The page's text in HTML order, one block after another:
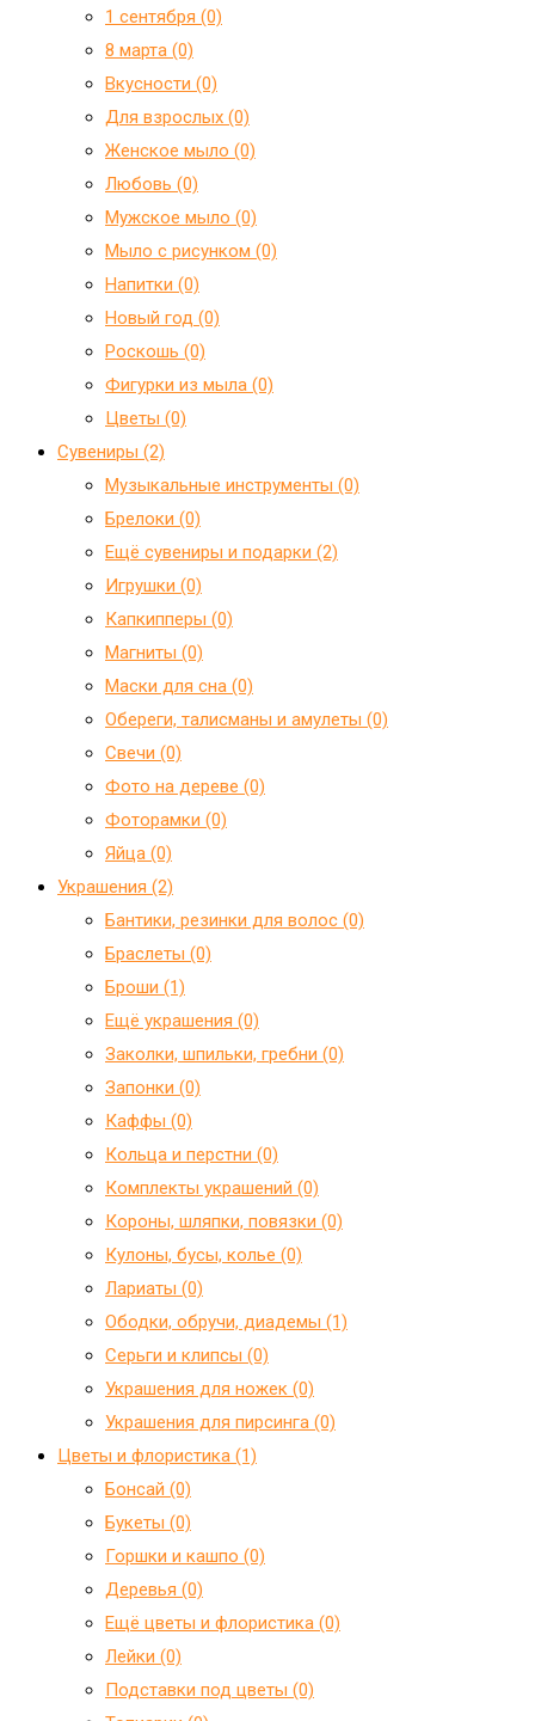
1 сентября (0)
8 марта (0)
Вкусности (0)
Для взрослых (0)
Женское мыло (0)
Любовь (0)
Мужское мыло (0)
Мыло с рисунком (0)
Напитки (0)
Новый год (0)
Роскошь (0)
Фигурки из мыла (0)
Цветы (0)
Сувениры (2)
Mузыкальные инструменты (0)
Брелоки (0)
Ещё сувениры и подарки (2)
Игрушки (0)
Капкипперы (0)
Магниты (0)
Маски для сна (0)
Обереги, талисманы и амулеты (0)
Свечи (0)
Фото на дереве (0)
Фоторамки (0)
Яйца (0)
Украшения (2)
Бантики, резинки для волос (0)
Браслеты (0)
Броши (1)
Ещё украшения (0)
Заколки, шпильки, гребни (0)
Запонки (0)
Каффы (0)
Кольца и перстни (0)
Комплекты украшений (0)
Короны, шляпки, повязки (0)
Кулоны, бусы, колье (0)
Лариаты (0)
Ободки, обручи, диадемы (1)
Серьги и клипсы (0)
Украшения для ножек (0)
Украшения для пирсинга (0)
Цветы и флористика (1)
Бонсай (0)
Букеты (0)
Горшки и кашпо (0)
Деревья (0)
Ещё цветы и флористика (0)
Лейки (0)
Подставки под цветы (0)